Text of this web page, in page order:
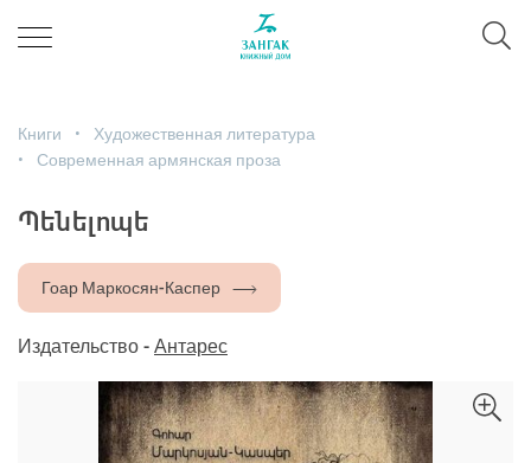
Книги
Художественная литература
Современная армянская проза
Պենելոպե
Гоар Маркосян-Каспер
Издательство - Антарес